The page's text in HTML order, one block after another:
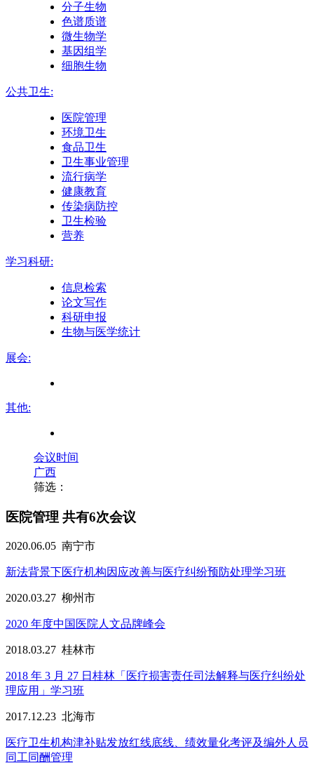
分子生物
色谱质谱
微生物学
基因组学
细胞生物
公共卫生:
医院管理
环境卫生
食品卫生
卫生事业管理
流行病学
健康教育
传染病防控
卫生检验
营养
学习科研:
信息检索
论文写作
科研申报
生物与医学统计
展会:
其他:
会议时间
广西
筛选：
医院管理 共有6次会议
2020.06.05 南宁市
新法背景下医疗机构因应改善与医疗纠纷预防处理学习班
2020.03.27 柳州市
2020 年度中国医院人文品牌峰会
2018.03.27 桂林市
2018 年 3 月 27 日桂林「医疗损害责任司法解释与医疗纠纷处
理应用」学习班
2017.12.23 北海市
医疗卫生机构津补贴发放红线底线、绩效量化考评及编外人员
同工同酬管理